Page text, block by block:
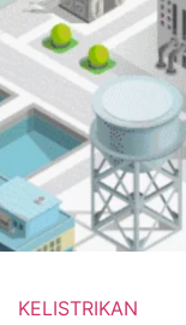
KELISTRIKAN